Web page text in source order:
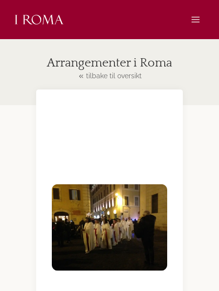
Arrangementer i Roma
tilbake til oversikt